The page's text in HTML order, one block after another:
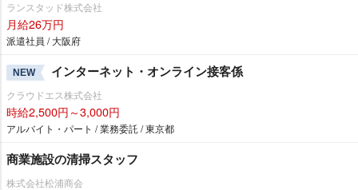
ランスタッド株式会社
月給26万円
派遣社員 / 大阪府
NEW インターネット・オンライン接客係
クラウドエス株式会社
時給2,500円～3,000円
アルバイト・パート / 業務委託 / 東京都
商業施設の清掃スタッフ
株式会社松浦商会